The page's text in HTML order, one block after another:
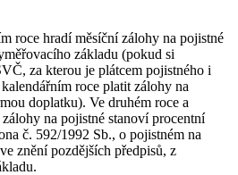
roce hradí měsíční zálohy na pojistné
základu (pokud si
za kterou je plátcem pojistného i
roce platit zálohy na
doplatku). Ve druhém roce a
na pojistné stanoví procentní
č. 592/1992 Sb., o pojistném na
znění pozdějších předpisů, z